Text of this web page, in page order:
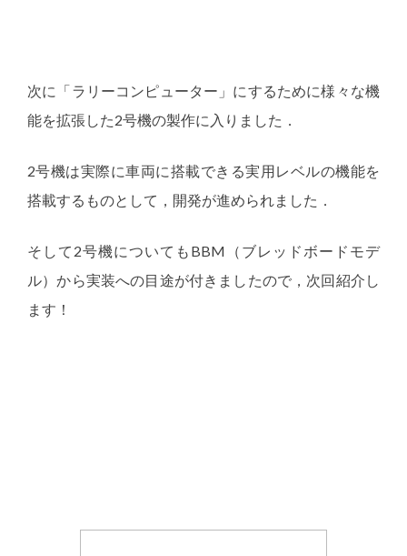
次に「ラリーコンピューター」にするために様々な機
能を拡張した2号機の製作に入りました．
2号機は実際に車両に搭載できる実用レベルの機能を
搭載するものとして，開発が進められました．
そして2号機についてもBBM（ブレッドボードモデ
ル）から実装への目途が付きましたので，次回紹介し
ます！